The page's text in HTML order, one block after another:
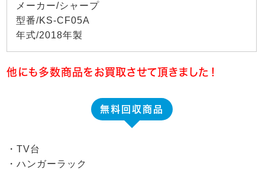
メーカー/シャープ
型番/KS-CF05A
年式/2018年製
他にも多数商品をお買取させて頂きました！
無料回収商品
・TV台
・ハンガーラック